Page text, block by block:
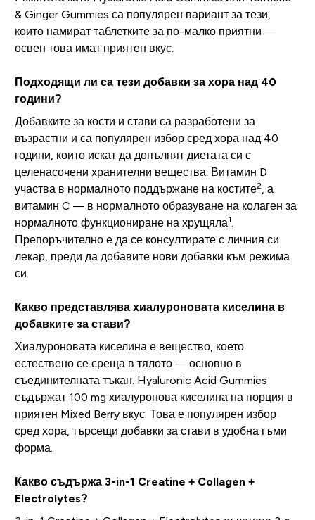
& Ginger Gummies са популярен вариант за тези,
които намират таблетките за по-малко приятни —
освен това имат приятен вкус.
Подходящи ли са тези добавки за хора над 40
години?
Добавките за кости и стави са разработени за
възрастни и са популярен избор сред хора над 40
години, които искат да допълнят диетата си с
целенасочени хранителни вещества. Витамин D
участва в нормалното поддържане на костите2, а
витамин C — в нормалното образуване на колаген за
нормалното функциониране на хрущяла1
Препоръчително е да се консултирате с личния си
лекар, преди да добавите нови добавки към режима
си.
Какво представлява хиалуроновата киселина в
добавките за стави?
Хиалуроновата киселина е вещество, което
естествено се среща в тялото — основно в
съединителната тъкан. Hyaluronic Acid Gummies
съдържат 100 mg хиалуронова киселина на порция в
приятен Mixed Berry вкус. Това е популярен избор
сред хора, търсещи добавки за стави в удобна гъми
форма.
Какво съдържа 3-in-1 Creatine + Collagen +
Electrolytes?